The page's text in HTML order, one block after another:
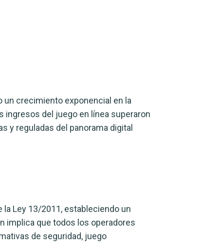
un crecimiento exponencial en la
ingresos del juego en línea superaron
y reguladas del panorama digital
Ley 13/2011, estableciendo un
implica que todos los operadores
de seguridad, juego